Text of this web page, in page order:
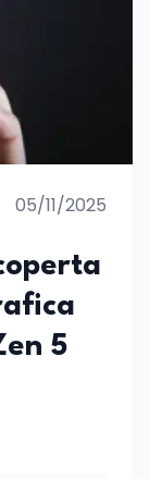
05/11/2025
5